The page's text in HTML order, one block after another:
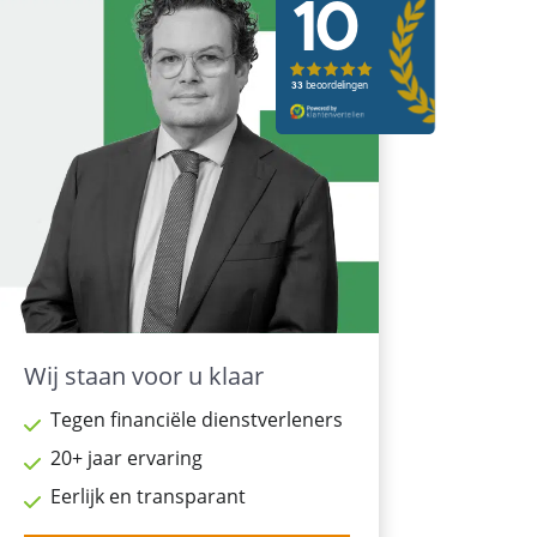
Wij staan voor u klaar
Tegen financiële dienstverleners
20+ jaar ervaring
Eerlijk en transparant